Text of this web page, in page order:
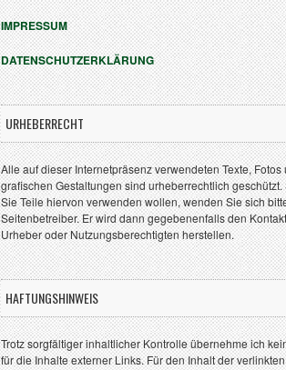
IMPRESSUM
DATENSCHUTZERKLÄRUNG
URHEBERRECHT
Alle auf dieser Internetpräsenz verwendeten Texte, Fotos
grafischen Gestaltungen sind urheberrechtlich geschützt.
Sie Teile hiervon verwenden wollen, wenden Sie sich
Seitenbetreiber. Er wird dann gegebenenfalls den
Urheber oder Nutzungsberechtigten herstellen.
HAFTUNGSHINWEIS
Trotz sorgfältiger inhaltlicher Kontrolle übernehme ich
für die Inhalte externer Links. Für den Inhalt der